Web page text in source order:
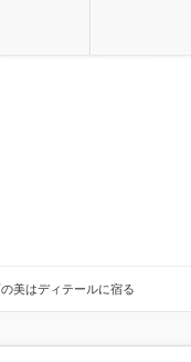
美はディテールに宿る